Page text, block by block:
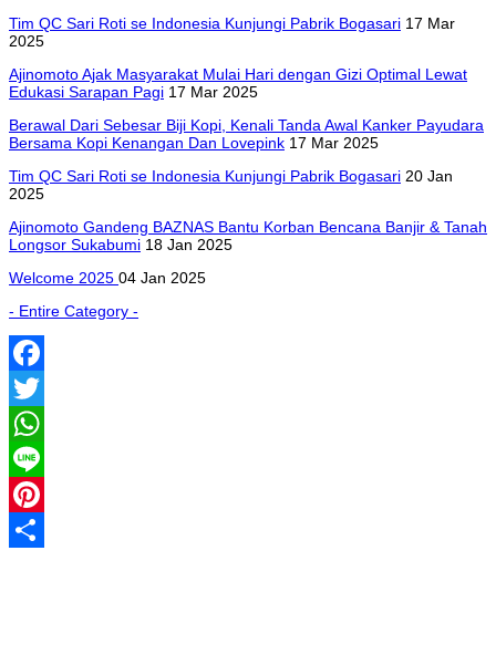
Tim QC Sari Roti se Indonesia Kunjungi Pabrik Bogasari 17 Mar
2025
Ajinomoto Ajak Masyarakat Mulai Hari dengan Gizi Optimal Lewat
Edukasi Sarapan Pagi 17 Mar 2025
Berawal Dari Sebesar Biji Kopi, Kenali Tanda Awal Kanker Payudara
Bersama Kopi Kenangan Dan Lovepink 17 Mar 2025
Tim QC Sari Roti se Indonesia Kunjungi Pabrik Bogasari 20 Jan
2025
Ajinomoto Gandeng BAZNAS Bantu Korban Bencana Banjir & Tanah
Longsor Sukabumi 18 Jan 2025
Welcome 2025 04 Jan 2025
- Entire Category -
Facebook
Twitter
WhatsApp
Line
Pinterest